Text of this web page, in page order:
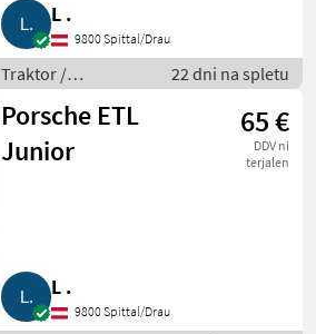
L .
9800 Spittal/Drau
Traktor /
Standardni traktor
22 dni na spletu
Porsche ETL
Junior
65 €
DDV ni
terjalen
L .
9800 Spittal/Drau